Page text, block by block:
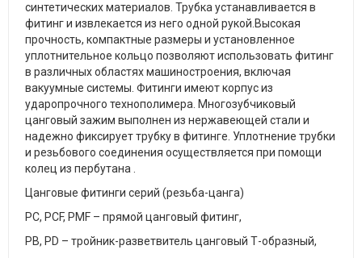
синтетических материалов. Трубка устанавливается в
фитинг и извлекается из него одной рукой.Высокая
прочность, компактные размеры и установленное
уплотнительное кольцо позволяют использовать фитинг
в различных областях машиностроения, включая
вакуумные системы. Фитинги имеют корпус из
ударопрочного технополимера. Многозубчиковый
цанговый зажим выполнен из нержавеющей стали и
надежно фиксирует трубку в фитинге. Уплотнение трубки
и резьбового соединения осуществляется при помощи
колец из пербутана .
Цанговые фитинги серий (резьба-цанга)
PC, PCF, PMF – прямой цанговый фитинг,
PB, PD – тройник-разветвитель цанговый Т-образный,